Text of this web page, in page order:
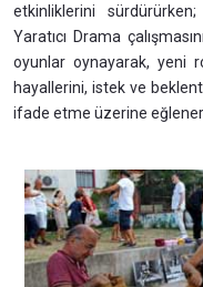
etkinliklerini
Yaratıcı Drama
oyunlar oynayarak, yeni
hayallerini, istek ve
ifade etme üzerine